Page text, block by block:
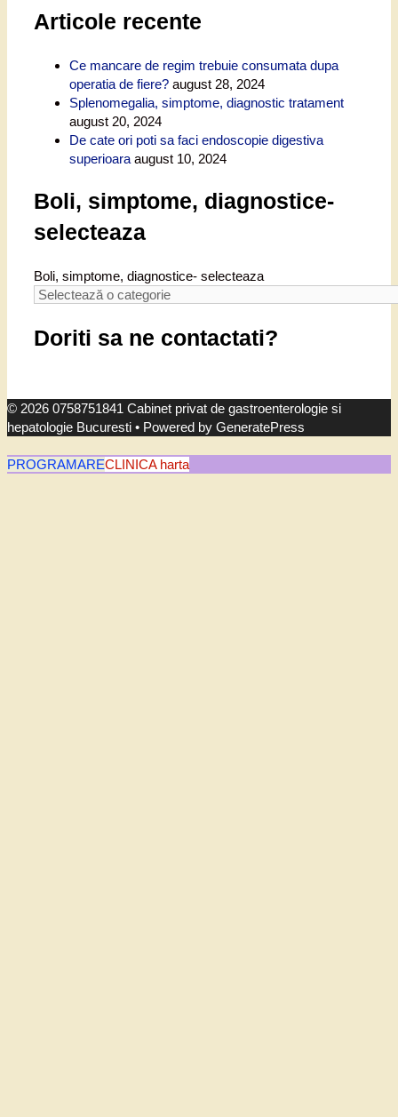
Articole recente
Ce mancare de regim trebuie consumata dupa
operatia de fiere? august 28, 2024
Splenomegalia, simptome, diagnostic tratament
august 20, 2024
De cate ori poti sa faci endoscopie digestiva
superioara august 10, 2024
Boli, simptome, diagnostice-
selecteaza
Boli, simptome, diagnostice- selecteaza
Doriti sa ne contactati?
© 2026 0758751841 Cabinet privat de gastroenterologie si
hepatologie Bucuresti • Powered by GeneratePress
PROGRAMARECLINICA harta